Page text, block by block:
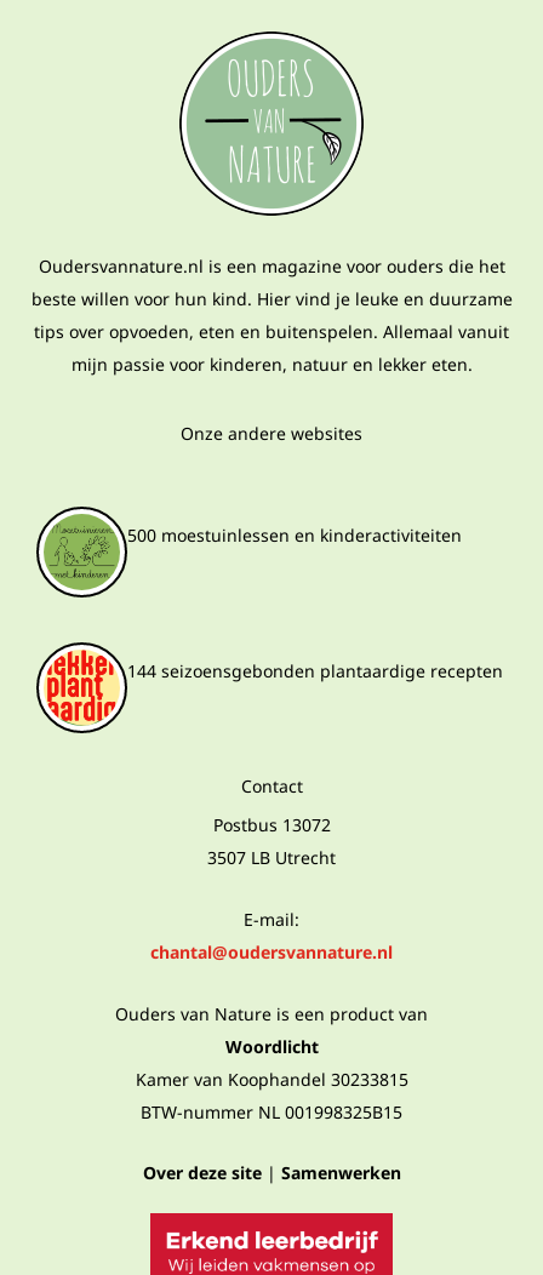
Oudersvannature.nl is een magazine voor ouders die het
beste willen voor hun kind. Hier vind je leuke en duurzame
tips over opvoeden, eten en buitenspelen. Allemaal vanuit
mijn passie voor kinderen, natuur en lekker eten.
Onze andere websites
500 moestuinlessen en kinderactiviteiten
144 seizoensgebonden plantaardige recepten
Contact
Postbus 13072
3507 LB Utrecht
E-mail:
chantal@oudersvannature.nl
Ouders van Nature is een product van
Woordlicht
Kamer van Koophandel 30233815
BTW-nummer NL 001998325B15
Over deze site| Samenwerken